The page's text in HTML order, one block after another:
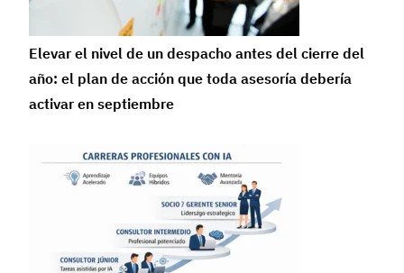
Elevar el nivel de un despacho antes del cierre del
año: el plan de acción que toda asesoría debería
activar en septiembre